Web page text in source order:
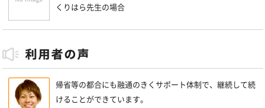
くりはら先生の場合
帰省等の都合にも融通のきくサポート体制で、継続して続
けることができています。